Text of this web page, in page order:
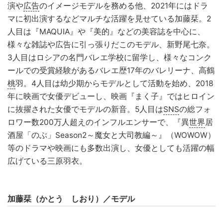
演や広告のイメージモデルを務める他、2021年にはドラ
マに初出演するなどマルチな活躍を見せている加藤栞。2
人目は『MAQUIA』や『美的』などの美容誌を中心に、
様々な雑誌や広告に引っ張りだこのモデル、新野尾七奈。
3人目はロシアの名門バレエ学校に留学し、様々なコンク
ールでの受賞経験があるバレエ歴17年のバレリーナ、高鶴
桃羽。4人目は幼少期からモデルとして活動を始め、2018
年に映画で女優デビューし、映画『まく子』ではヒロイン
に抜擢された女優でモデルの新音。5人目はSNSの総フォ
ロワー数200万人超えのインフルエンサーで、『異世界居
酒屋「のぶ」Season2～魔女と大司教編～』（WOWOW）
等のドラマや映画にも多数出演し、女優としても活躍の幅
広げている三原羽衣。
加藤栞（かとう しおり）／モデル